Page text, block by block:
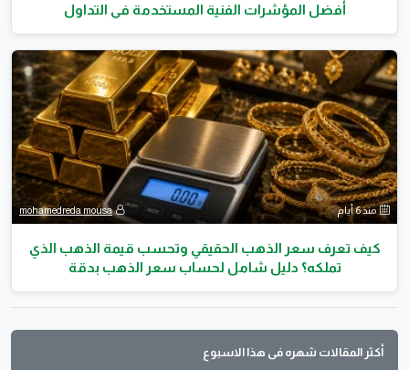
أفضل المؤشرات الفنية المستخدمة في التداول
منذ 6 أيام mohamedreda mousa
كيف تعرف سعر الذهب الحقيقي وتحسب قيمة الذهب الذي
تملكه؟ دليل شامل لحساب سعر الذهب بدقة
أكثر المقالات شهره فى هذا الاسبوع